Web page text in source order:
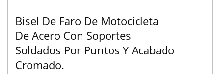
Bisel De Faro De Motocicleta
De Acero Con Soportes
Soldados Por Puntos Y Acabado
Cromado.